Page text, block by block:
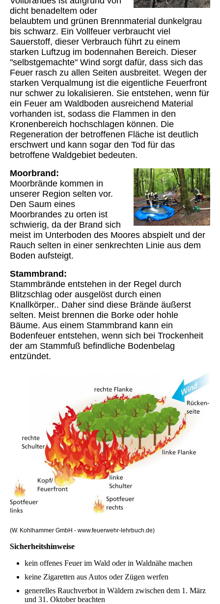
dicht benadeltem oder
belaubtem und grünen Brennmaterial dunkelgrau
bis schwarz. Ein Vollfeuer verbraucht viel
Sauerstoff, dieser Verbrauch führt zu einem
starken Luftzug im bodennahen Bereich. Dieser
"selbstgemachte" Wind sorgt dafür, dass sich das
Feuer rasch zu allen Seiten ausbreitet. Wegen der
starken Verqualmung ist die eigentliche Feuerfront
nur schwer zu lokalisieren. Sie entstehen, wenn für
ein Feuer am Waldboden ausreichend Material
vorhanden ist, sodass die Flammen in den
Kronenbereich hochschlagen können. Die
Regeneration der betroffenen Fläche ist deutlich
erschwert und kann sogar den Tod für das
betroffene Waldgebiet bedeuten.
Moorbrand:
Moorbrände kommen in
unserer Region selten vor.
Den Saum eines
Moorbrandes zu orten ist
schwierig, da der Brand sich
meist im Unterboden des Moores abspielt und der
Rauch selten in einer senkrechten Linie aus dem
Boden aufsteigt.
Stammbrand:
Stammbrände entstehen in der Regel durch
Blitzschlag oder ausgelöst durch einen
Knallkörper.. Daher sind diese Brände äußerst
selten. Meist brennen die Borke oder hohle
Bäume. Aus einem Stammbrand kann ein
Bodenfeuer entstehen, wenn sich bei Trockenheit
der am Stammfuß befindliche Bodenbelag
entzündet.
(W. Kohlhammer GmbH - www.feuerwehr-lehrbuch.de)
Sicherheitshinweise
kein offenes Feuer im Wald oder in Waldnähe machen
keine Zigaretten aus Autos oder Zügen werfen
generelles Rauchverbot in Wäldern zwischen dem 1. März
und 31. Oktober beachten